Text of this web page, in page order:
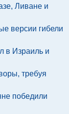
Ливане и
версии гибели
в Израиль и
требуя
победили